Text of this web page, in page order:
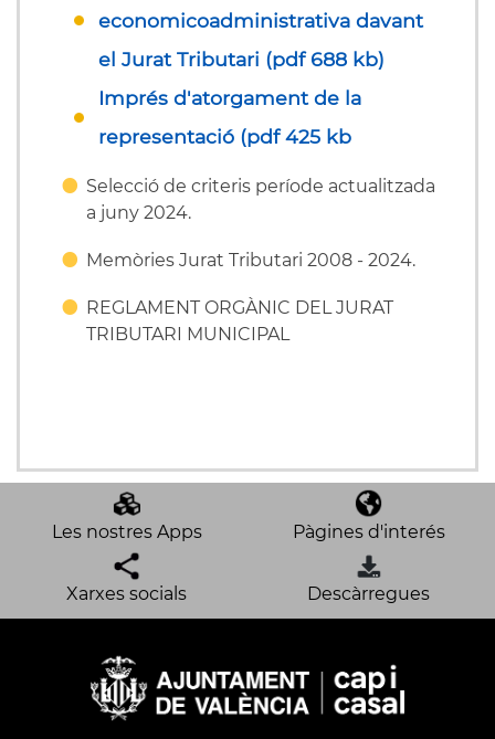
economicoadministrativa davant
el Jurat Tributari (pdf 688 kb)
Imprés d'atorgament de la
representació (pdf 425 kb
Selecció de criteris període actualitzada
a juny 2024.
Memòries Jurat Tributari 2008 - 2024.
REGLAMENT ORGÀNIC DEL JURAT
TRIBUTARI MUNICIPAL
Les nostres Apps Pàgines d'interés
Xarxes socials Descàrregues